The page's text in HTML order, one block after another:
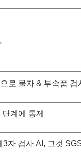
로 물자 & 부속품 검
계에 통제
3자 검사 AI, 그것